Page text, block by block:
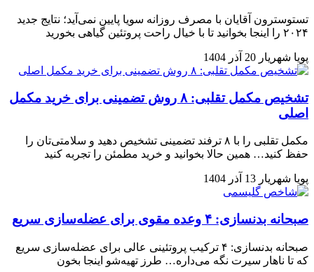
تستوسترون آقایان با مصرف روزانه سویا پایین نمی‌آید؛ نتایج جدید
۲۰۲۴ را اینجا بخوانید تا با خیال راحت پروتئین گیاهی بخورید
پویا شهریار 20 آذر 1404
تشخیص مکمل تقلبی: ۸ روش تضمینی برای خرید مکمل
اصلی
مکمل تقلبی را با ۸ ترفند تضمینی تشخیص دهید و سلامتی‌تان را
حفظ کنید… همین حالا بخوانید و خرید مطمئن را تجربه کنید
پویا شهریار 13 آذر 1404
صبحانه بدنسازی: ۴ وعده مقوی برای عضله‌سازی سریع
صبحانه بدنسازی: ۴ ترکیب پروتئینی عالی برای عضله‌سازی سریع
که تا ناهار سیرت نگه می‌داره… طرز تهیه‌شو اینجا بخون